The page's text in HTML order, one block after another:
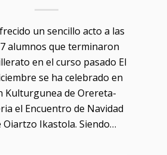
un sencillo acto a las
alumnos que terminaron
en el curso pasado El
se ha celebrado en
Kulturgunea de Orereta-
el Encuentro de Navidad
Oiartzo Ikastola. Siendo…